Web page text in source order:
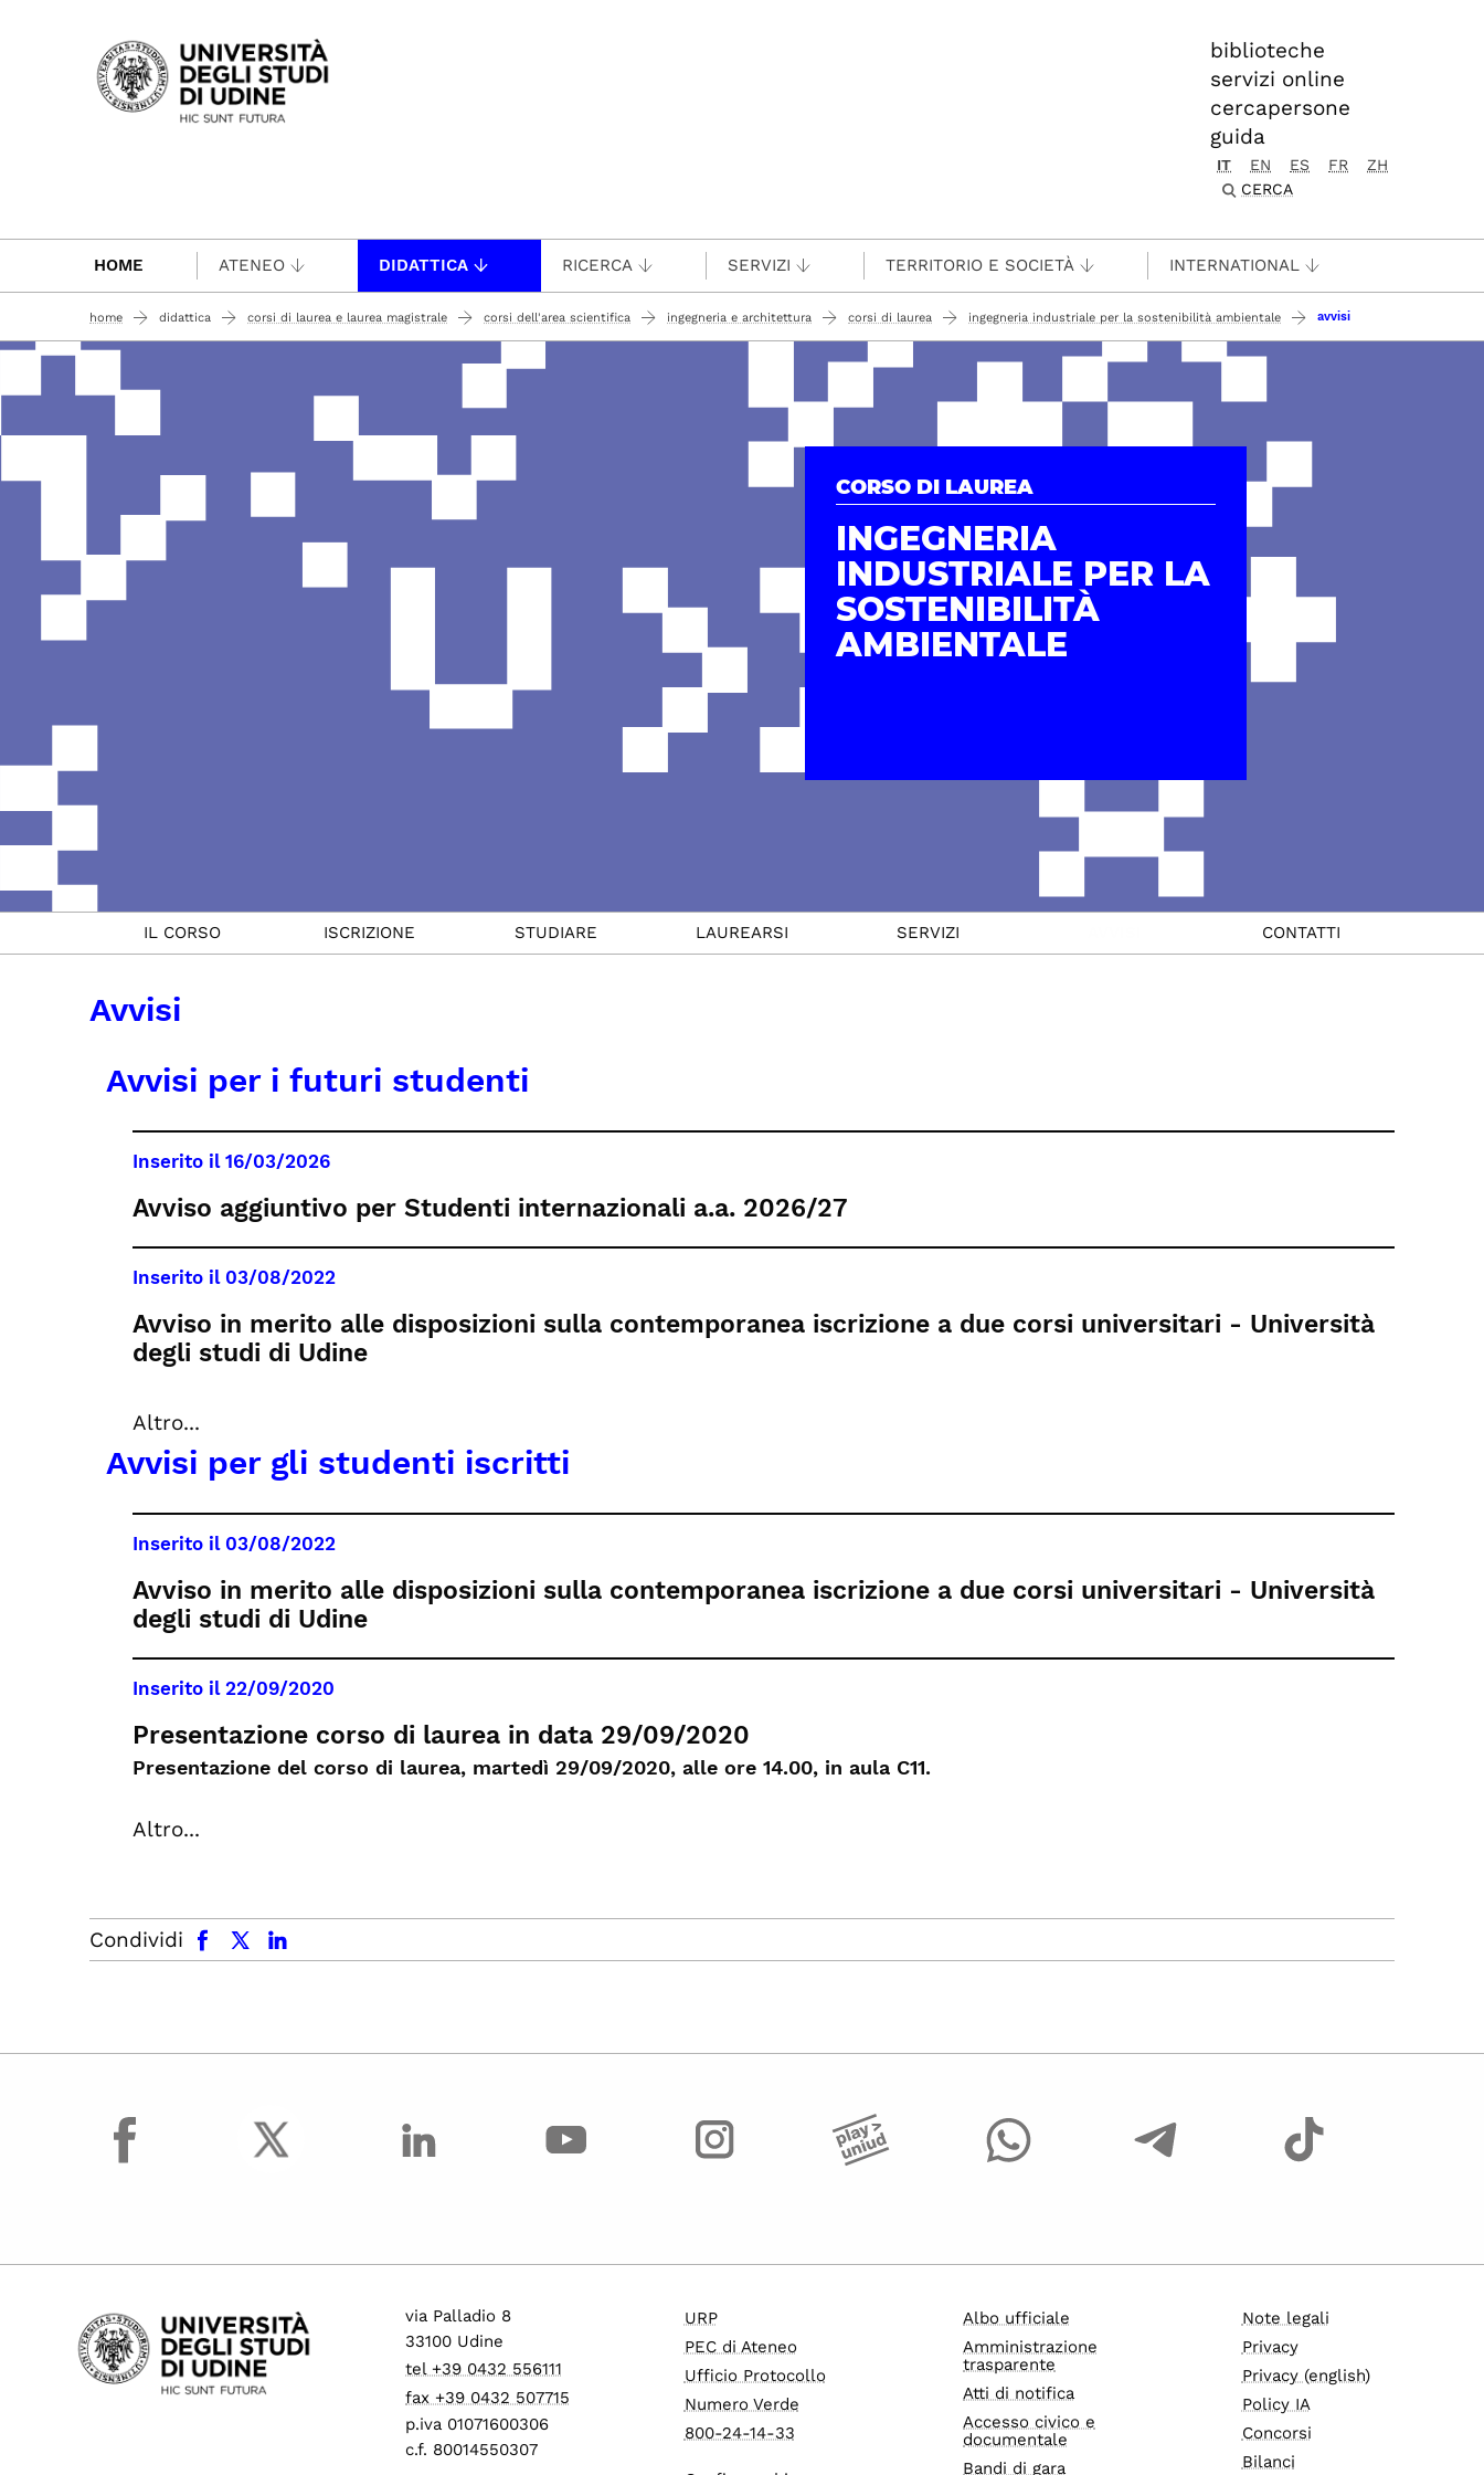
Passa al contenuto principale
biblioteche
servizi online
cercapersone
guida
IT EN ES FR
ZH
CERCA
HOME ATENEO DIDATTICA RICERCA SERVIZI TERRITORIO E SOCIETÀ INTERNATIONAL
home didattica corsi di laurea e laurea magistrale corsi dell'area scientifica ingegneria e architettura corsi di laurea ingegneria industriale per la sostenibilità ambientale avvisi
CORSO DI LAUREA
INGEGNERIA
INDUSTRIALE PER LA
SOSTENIBILITÀ
AMBIENTALE
IL CORSO ISCRIZIONE STUDIARE LAUREARSI SERVIZI CONTATTI
Avvisi
Avvisi per i futuri studenti
Avviso aggiuntivo per Studenti internazionali a.a. 2026/27
Inserito il 16/03/2026
Avviso in merito alle disposizioni sulla contemporanea iscrizione a due corsi universitari - Università
degli studi di Udine
Inserito il 03/08/2022
Altro...
Avvisi per gli studenti iscritti
Avviso in merito alle disposizioni sulla contemporanea iscrizione a due corsi universitari - Università
degli studi di Udine
Inserito il 03/08/2022
Presentazione corso di laurea in data 29/09/2020
Presentazione del corso di laurea, martedì 29/09/2020, alle ore 14.00, in aula C11.
Inserito il 22/09/2020
Altro...
Condividi
facebook x.com linkedin
facebook
via Palladio 8
33100 Udine
tel +39 0432 556111
fax +39 0432 507715
p.iva 01071600306
c.f. 80014550307
URP
PEC di Ateneo
Ufficio Protocollo
Numero Verde
800-24-14-33
Albo ufficiale
Amministrazione
trasparente
Atti di notifica
Accesso civico e
documentale
Bandi di gara
Note legali
Privacy
Privacy (english)
Policy IA
Concorsi
Bilanci